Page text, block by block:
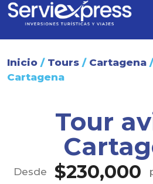
Inicio / Tours / Cartagena
Cartagena
Tour
Desde $230,000